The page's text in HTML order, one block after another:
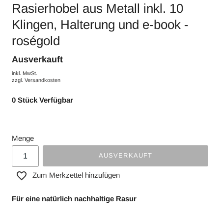
Rasierhobel aus Metall inkl. 10
Klingen, Halterung und e-book -
roségold
Ausverkauft
inkl. MwSt.
zzgl. Versandkosten
0 Stück Verfügbar
Menge
AUSVERKAUFT
Zum Merkzettel hinzufügen
Für eine natürlich nachhaltige Rasur